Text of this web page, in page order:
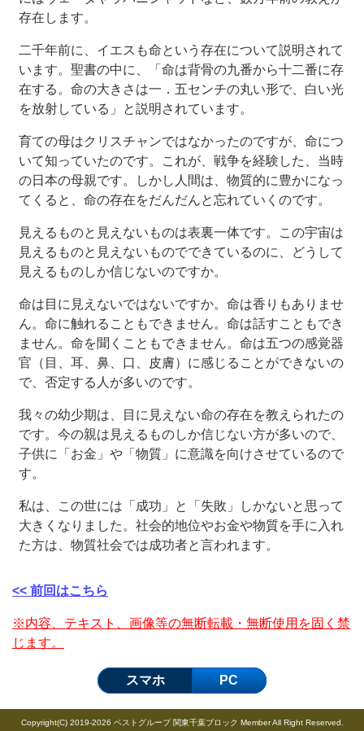
存在します。
二千年前に、イエスも命という存在について説明されて
います。聖書の中に、「命は背骨の九番から十二番に存
在する。命の大きさは一．五センチの丸い形で、白い光
を放射している」と説明されています。
育ての母はクリスチャンではなかったのですが、命につ
いて知っていたのです。これが、戦争を経験した、当時
の日本の母親です。しかし人間は、物質的に豊かになっ
てくると、命の存在をだんだんと忘れていくのです。
見えるものと見えないものは表裏一体です。この宇宙は
見えるものと見えないものでできているのに、どうして
見えるものしか信じないのですか。
命は目に見えないではないですか。命は香りもありませ
ん。命に触れることもできません。命は話すこともでき
ません。命を聞くこともできません。命は五つの感覚器
官（目、耳、鼻、口、皮膚）に感じることができないの
で、否定する人が多いのです。
我々の幼少期は、目に見えない命の存在を教えられたの
です。今の親は見えるものしか信じない方が多いので、
子供に「お金」や「物質」に意識を向けさせているので
す。
私は、この世には「成功」と「失敗」しかないと思って
大きくなりました。社会的地位やお金や物質を手に入れ
た方は、物質社会では成功者と言われます。
<< 前回はこちら
※内容、テキスト、画像等の無断転載・無断使用を固く禁
じます。
スマホ PC
Copyright(C) 2019-2026 ベストグループ 関東千葉ブロック Member All Right Reserved.